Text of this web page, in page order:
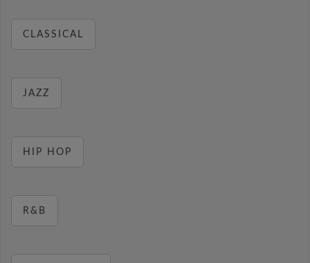
CLASSICAL
JAZZ
HIP HOP
R&B